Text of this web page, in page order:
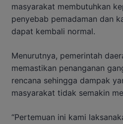
masyarakat membutuhkan
penyebab pemadaman dan
dapat kembali normal.
Menurutnya, pemerintah
memastikan penanganan
rencana sehingga dampak
masyarakat tidak semakin
“Pertemuan ini kami